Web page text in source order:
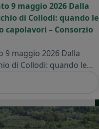
9 maggio 2026 Dalla
di Collodi: quando le
– Consorzio
9 maggio 2026 Dalla
di Collodi: quando le…